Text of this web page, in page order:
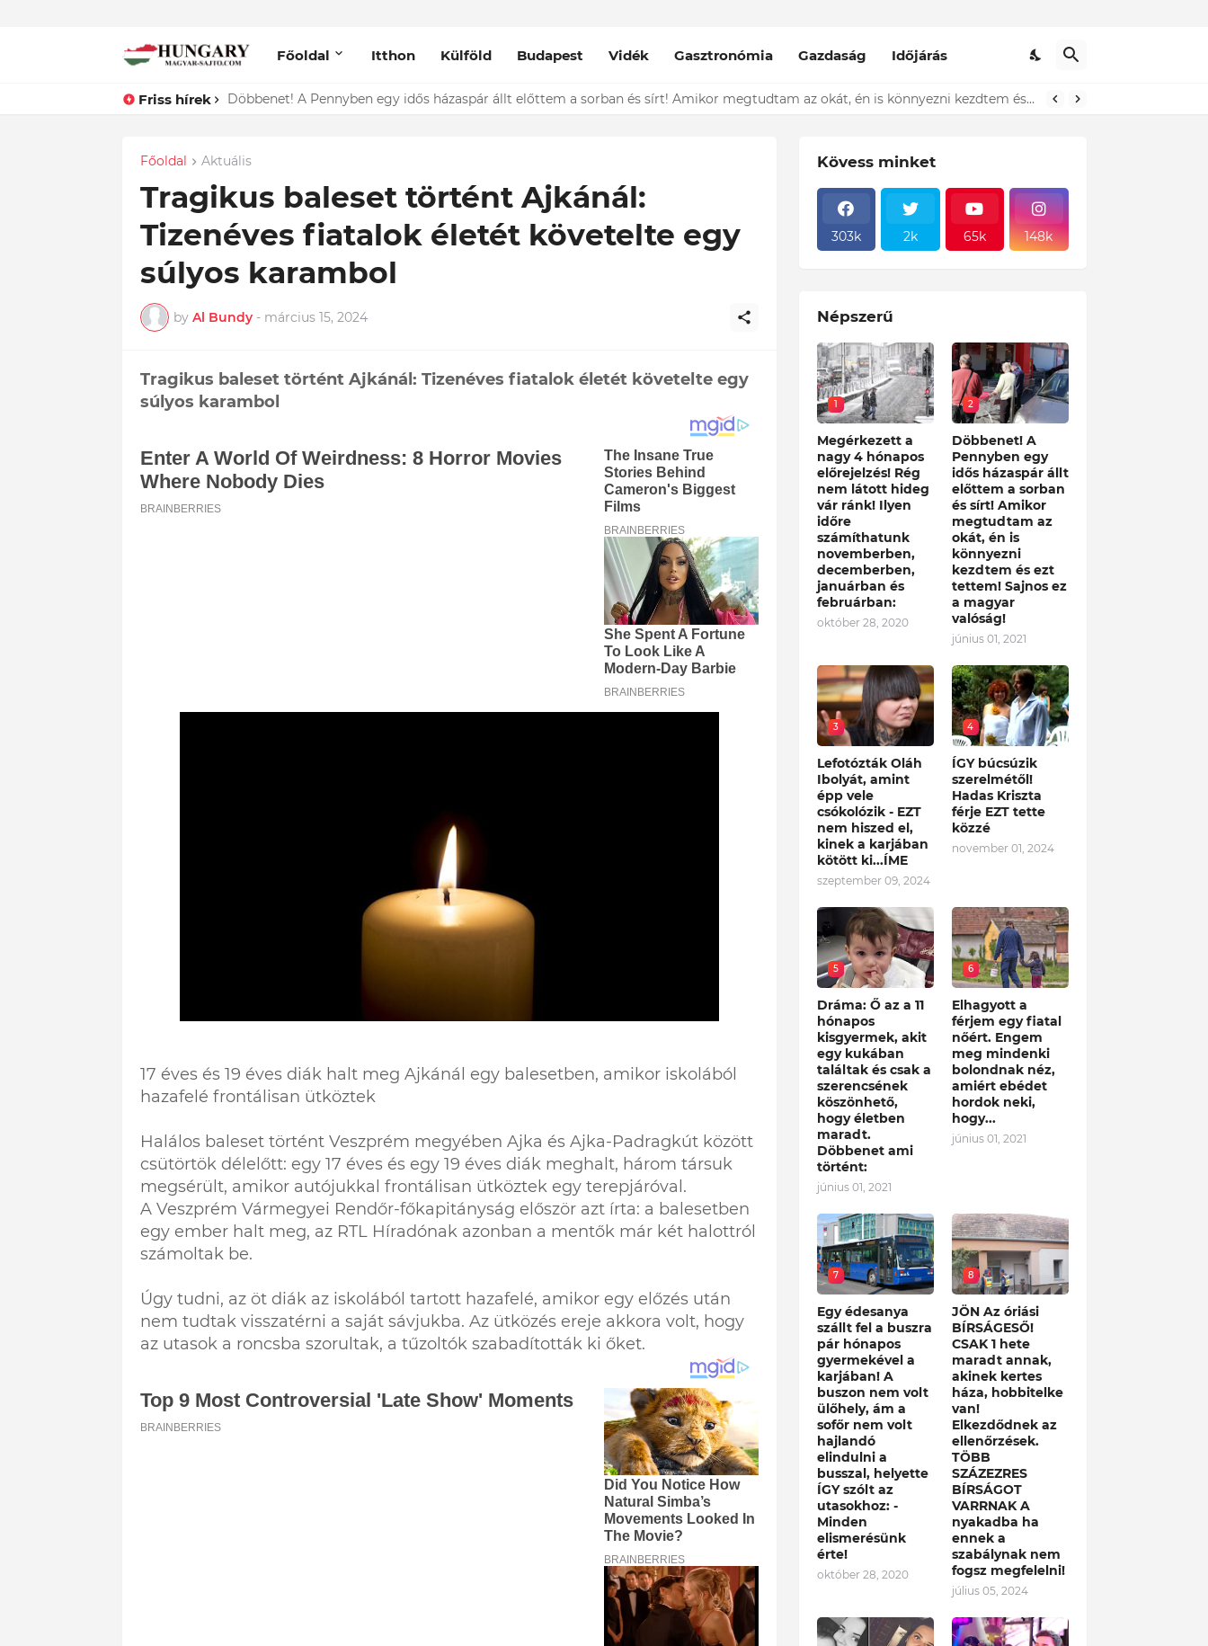
Főoldal Itthon Külföld Budapest Vidék Gasztronómia Gazdaság Időjárás
Friss hírek Döbbenet! A Pennyben egy idős házaspár állt előttem a sorban és sírt! Amikor megtudtam az okát, én is könnyezni kezdtem és ezt tettem! Sajnos ez a magyar valóság!
Lefotózták Oláh Ibolyát, amint épp vele csókolózik - EZT nem hiszed el, kinek a karjában kötött ki...ÍME
Főoldal Aktuális
Tragikus baleset történt Ajkánál:
Tizenéves fiatalok életét követelte egy
súlyos karambol
by Al Bundy - március 15, 2024
Tragikus baleset történt Ajkánál: Tizenéves fiatalok életét követelte egy
súlyos karambol
17 éves és 19 éves diák halt meg Ajkánál egy balesetben, amikor iskolából
hazafelé frontálisan ütköztek
Halálos baleset történt Veszprém megyében Ajka és Ajka-Padragkút között
csütörtök délelőtt: egy 17 éves és egy 19 éves diák meghalt, három társuk
megsérült, amikor autójukkal frontálisan ütköztek egy terepjáróval.
A Veszprém Vármegyei Rendőr-főkapitányság először azt írta: a balesetben
egy ember halt meg, az RTL Híradónak azonban a mentők már két halottról
számoltak be.
Úgy tudni, az öt diák az iskolából tartott hazafelé, amikor egy előzés után
nem tudtak visszatérni a saját sávjukba. Az ütközés ereje akkora volt, hogy
az utasok a roncsba szorultak, a tűzoltók szabadították ki őket.
Kövess minket
303k 2k 65k 148k
Népszerű
1
Megérkezett a
nagy 4 hónapos
előrejelzés! Rég
nem látott hideg
vár ránk! Ilyen
időre
számíthatunk
novemberben,
decemberben,
januárban és
februárban:
október 28, 2020
2
Döbbenet! A
Pennyben egy
idős házaspár állt
előttem a sorban
és sírt! Amikor
megtudtam az
okát, én is
könnyezni
kezdtem és ezt
tettem! Sajnos ez
a magyar
valóság!
június 01, 2021
3
Lefotózták Oláh
Ibolyát, amint
épp vele
csókolózik - EZT
nem hiszed el,
kinek a karjában
kötött ki...ÍME
szeptember 09, 2024
4
ÍGY búcsúzik
szerelmétől!
Hadas Kriszta
férje EZT tette
közzé
november 01, 2024
5
Dráma: Ő az a 11
hónapos
kisgyermek, akit
egy kukában
találtak és csak a
szerencsének
köszönhető,
hogy életben
maradt.
Döbbenet ami
történt:
június 01, 2021
6
Elhagyott a
férjem egy fiatal
nőért. Engem
meg mindenki
bolondnak néz,
amiért ebédet
hordok neki,
hogy...
június 01, 2021
7
Egy édesanya
szállt fel a buszra
pár hónapos
gyermekével a
karjában! A
buszon nem volt
ülőhely, ám a
sofőr nem volt
hajlandó
elindulni a
busszal, helyette
ÍGY szólt az
utasokhoz: -
Minden
elismerésünk
érte!
október 28, 2020
8
JÖN Az óriási
BÍRSÁGESŐ!
CSAK 1 hete
maradt annak,
akinek kertes
háza, hobbitelke
van!
Elkezdődnek az
ellenőrzések.
TÖBB
SZÁZEZRES
BÍRSÁGOT
VARRNAK A
nyakadba ha
ennek a
szabálynak nem
fogsz megfelelni!
július 05, 2024